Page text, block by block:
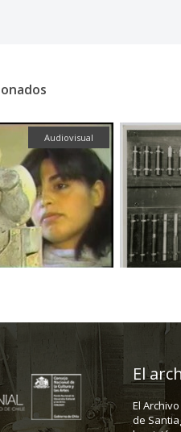
Audiovisual
El
El
de